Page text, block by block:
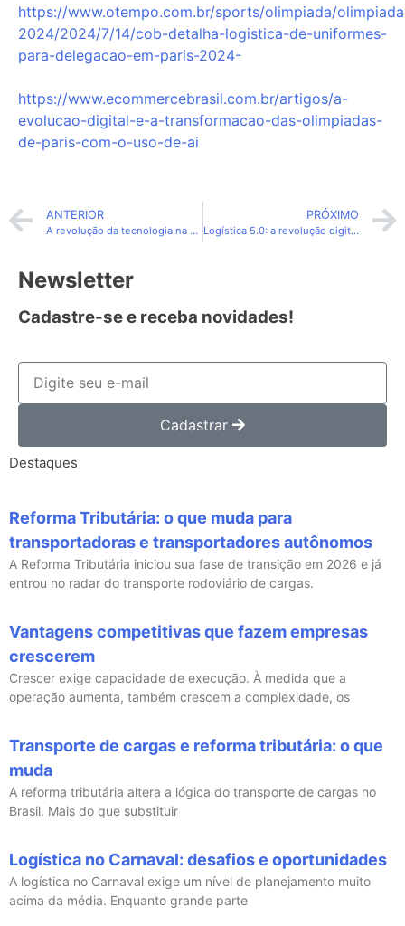
https://www.otempo.com.br/sports/olimpiada/
2024/2024/7/14/cob-detalha-logistica-de-uniformes-
para-delegacao-em-paris-2024-
https://www.ecommercebrasil.com.br/artigos/a-
evolucao-digital-e-a-transformacao-das-olimpiadas-
de-paris-com-o-uso-de-ai
ANTERIOR
A revolução da tecnologia na vida dos caminhoneiros
PRÓXIMO
Logística 5.0: a revolução digital no setor
Newsletter
Cadastre-se e receba novidades!
Cadastrar
Destaques
Reforma Tributária: o que muda para
transportadoras e transportadores autônomos
A Reforma Tributária iniciou sua fase de transição em 2026 e já
entrou no radar do transporte rodoviário de cargas.
Vantagens competitivas que fazem empresas
crescerem
Crescer exige capacidade de execução. À medida que a
operação aumenta, também crescem a complexidade, os
Transporte de cargas e reforma tributária: o que
muda
A reforma tributária altera a lógica do transporte de cargas no
Brasil. Mais do que substituir
Logística no Carnaval: desafios e oportunidades
A logística no Carnaval exige um nível de planejamento muito
acima da média. Enquanto grande parte